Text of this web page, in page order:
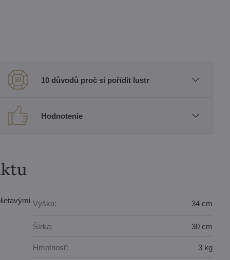
10 důvodů proč si pořídit lustr
Hodnotenie
Výška: 34 cm
Šírka: 30 cm
Hmotnosť: 3 kg